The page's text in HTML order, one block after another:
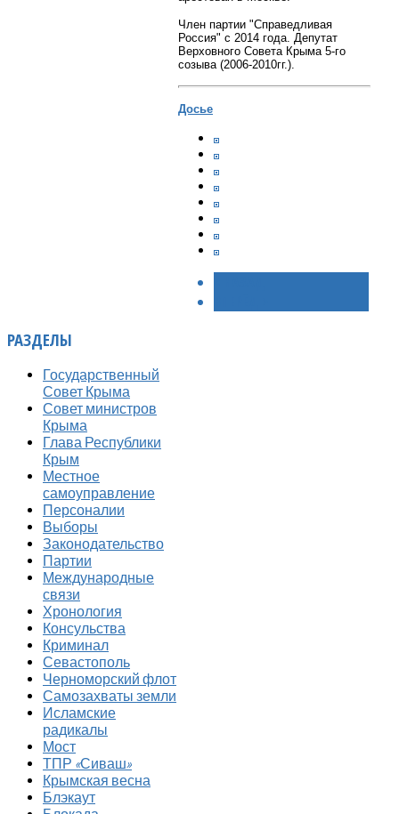
Член партии "Справедливая
Россия" с 2014 года. Депутат
Верховного Совета Крыма 5-го
созыва (2006-2010гг.).
Досье
РАЗДЕЛЫ
Государственный
Совет Крыма
Совет министров
Крыма
Глава Республики
Крым
Местное
самоуправление
Персоналии
Выборы
Законодательство
Партии
Международные
связи
Хронология
Консульства
Криминал
Севастополь
Черноморский флот
Самозахваты земли
Исламские
радикалы
Мост
ТПР «Сиваш»
Крымская весна
Блэкаут